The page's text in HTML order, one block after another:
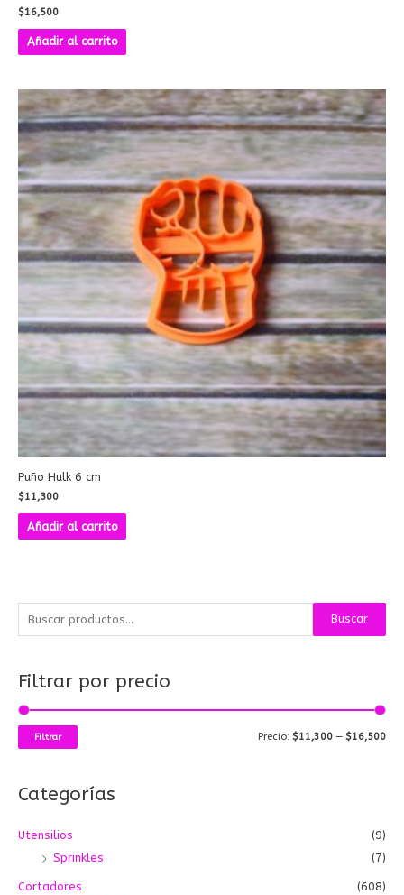
u
c
a
r
p
r
Buscar
Filtrar por precio
r
i
r
i
Filtrar Precio: $11,300 — $16,500
Categorías
Utensilios
(9)
Sprinkles
(7)
Cortadores
(608)
$16,500
Añadir al carrito
Puño Hulk 6 cm
$11,300
Añadir al carrito